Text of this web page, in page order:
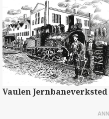
Vaulen Jernbaneverksted